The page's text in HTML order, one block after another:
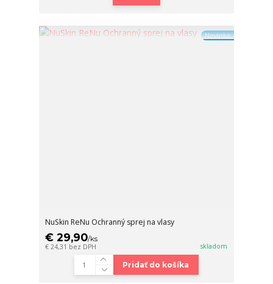
Novinka
NuSkin ReNu Ochranný sprej na vlasy
€ 29,90/ks
€ 24,31 bez DPH skladom
Pridať do košíka